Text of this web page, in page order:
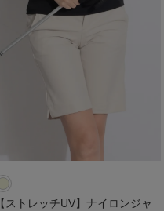
【ストレッチUV】ナイロンジャ